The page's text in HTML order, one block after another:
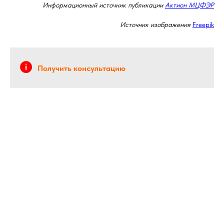
Информационный источник публикации Актион МЦФЭР
Источник изображения Freepik
Получить консультацию